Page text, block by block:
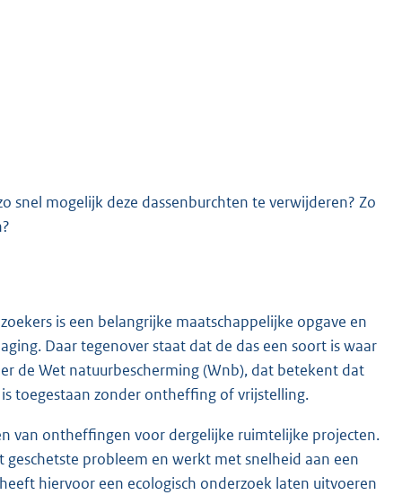
snel mogelijk deze dassenburchten te verwijderen? Zo
is een belangrijke maatschappelijke opgave en
Daar tegenover staat dat de das een soort is waar
de Wet natuurbescherming (Wnb), dat betekent dat
toegestaan zonder ontheffing of vrijstelling.
van ontheffingen voor dergelijke ruimtelijke projecten.
probleem en werkt met snelheid aan een
hiervoor een ecologisch onderzoek laten uitvoeren